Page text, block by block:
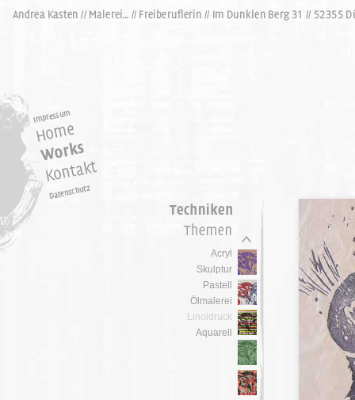
Acryl
Skulptur
Pastell
Ölmalerei
Linoldruck
Aquarell